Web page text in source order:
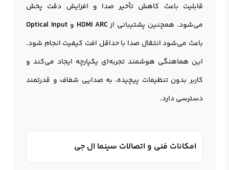
قابلیت باعث کاهش تأخیر صدا و افزایش دقت پخش
می‌شود. همچنین پشتیبانی ازHDMI ARC و Optical Input
باعث می‌شود انتقال صدا با حداقل افت کیفیت انجام شود.
این هماهنگی هوشمند تجربه‌ای یکپارچه ایجاد می‌کند و
کاربر بدون تنظیمات پیچیده، به صدایی شفاف و قدرتمند
دسترسی دارد.
امکانات فنی و اتصالات سینما ال جی